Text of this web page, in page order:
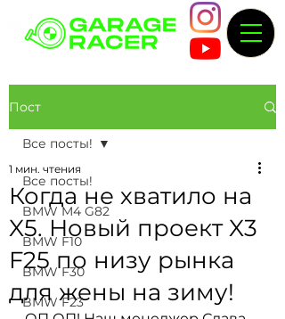
Пост
Все посты!
BMW M4 G82
BMW F10
BMW F30
BMW F23
Все посты!
Когда не хватило на
X5. Новый проект X3
F25 по низу рынка
для жены на зиму!
1 мин. чтения